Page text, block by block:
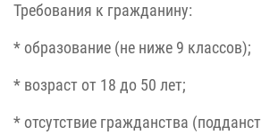
Требования к гражданину:
* образование (не ниже 9 классов);
* возраст от 18 до 50 лет;
* отсутствие гражданства